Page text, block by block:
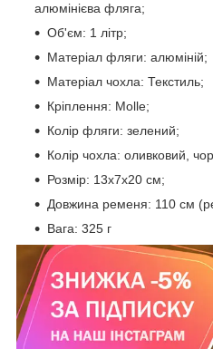
алюмінієва фляга;
Об'єм: 1 літр;
Матеріал фляги: алюміній;
Матеріал чохла: Текстиль;
Кріплення: Molle;
Колір фляги: зелений;
Колір чохла: оливковий,
Розмір: 13х7х20 см;
Довжина ременя: 110 см
Вага: 325 г